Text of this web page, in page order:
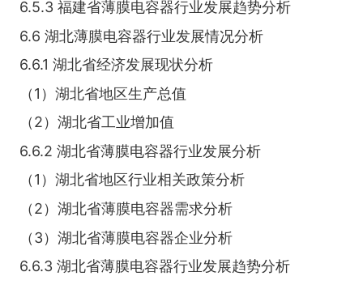
6.5.3 福建省薄膜电容器行业发展趋势分析
6.6 湖北薄膜电容器行业发展情况分析
6.6.1 湖北省经济发展现状分析
（1）湖北省地区生产总值
（2）湖北省工业增加值
6.6.2 湖北省薄膜电容器行业发展分析
（1）湖北省地区行业相关政策分析
（2）湖北省薄膜电容器需求分析
（3）湖北省薄膜电容器企业分析
6.6.3 湖北省薄膜电容器行业发展趋势分析